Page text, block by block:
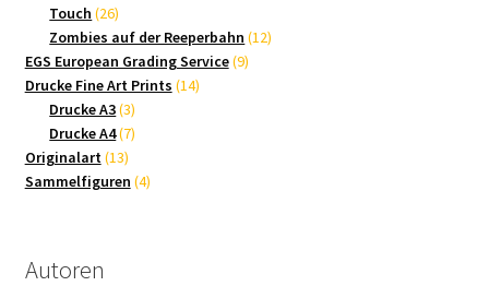
Touch 2626
Produkte
Zombies auf der Reeperbahn 1212
EGS European Grading Service 99
Drucke Fine Art Prints 1414
Drucke A3 33
Produkte
Drucke A4 77
Originalart 1313
Produkte
Sammelfiguren 44
Autoren